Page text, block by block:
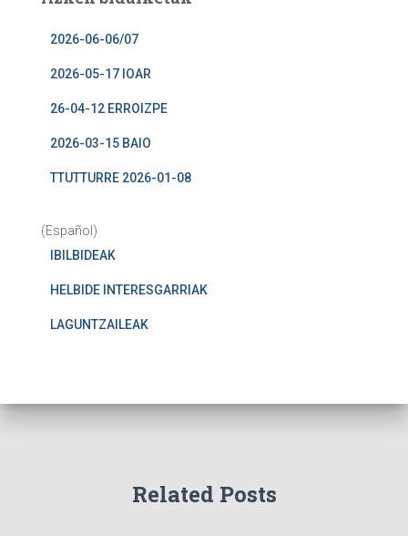
2026-06-06/07
2026-05-17 IOAR
26-04-12 ERROIZPE
2026-03-15 BAIO
TTUTTURRE 2026-01-08
(Español)
IBILBIDEAK
HELBIDE INTERESGARRIAK
LAGUNTZAILEAK
Related Posts